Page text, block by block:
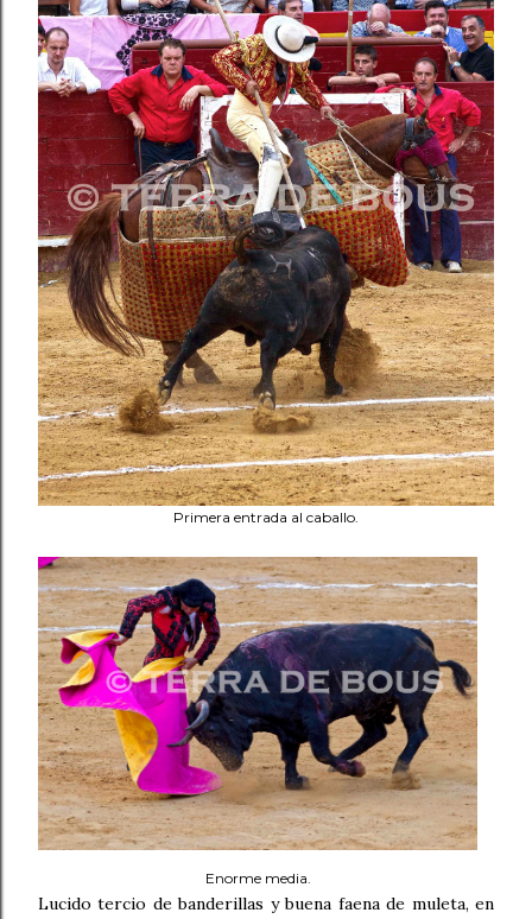
Primera entrada al caballo.
Enorme media.
Lucido tercio de banderillas y buena faena de muleta, en